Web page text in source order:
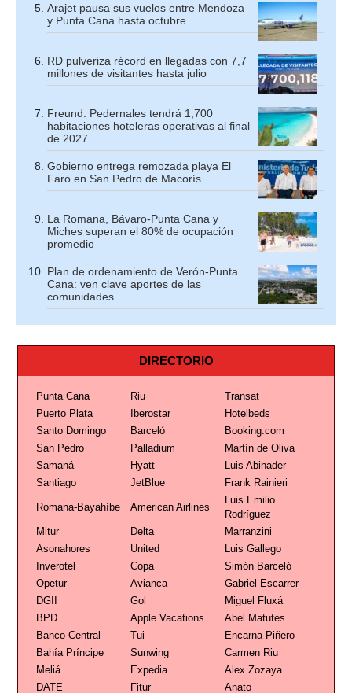
Arajet pausa sus vuelos entre Mendoza
y Punta Cana hasta octubre
RD pulveriza récord en llegadas con 7,7
millones de visitantes hasta julio
Freund: Pedernales tendrá 1,700
habitaciones hoteleras operativas al final
de 2027
Gobierno entrega remozada playa El
Faro en San Pedro de Macorís
La Romana, Bávaro-Punta Cana y
Miches superan el 80% de ocupación
promedio
Plan de ordenamiento de Verón-Punta
Cana: ven clave aportes de las
comunidades
DIRECTORIO
Punta Cana Riu
Transat
Puerto Plata
Iberostar
Hotelbeds
Santo Domingo
Barceló
Booking.com
San Pedro
Palladium
Martín de Oliva
Samaná
Hyatt
Luis Abinader
Santiago
JetBlue Frank Rainieri
Romana-Bayahíbe American Airlines
Luis Emilio
Rodríguez
Mitur
Delta
Marranzini
Asonahores
United
Luis Gallego
Inverotel
Copa
Simón Barceló
Opetur
Avianca
Gabriel Escarrer
DGII
Gol
Miguel Fluxá
BPD
Apple Vacations
Abel Matutes
Banco Central
Tui
Encarna Piñero
Bahía Príncipe
Sunwing
Carmen Riu
Meliá
Expedia
Alex Zozaya
DATE
Fitur Anato